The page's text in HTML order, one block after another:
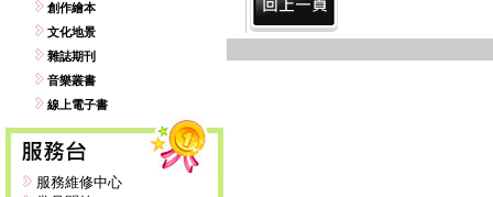
創作繪本
文化地景
雜誌期刊
音樂叢書
線上電子書
服務維修中心